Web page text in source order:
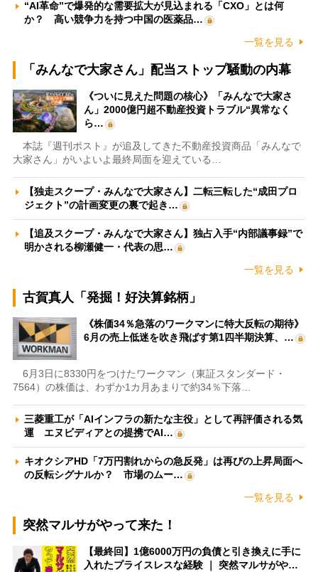
“AI革命”で爆発的な需要拡大が見込まれる「CXO」とは何
か？ 高い競争力を持つ中国の医薬品…
一覧を見る
「みんなで大家さん」配当ストップ騒動の内幕
《ついに見えた問題の核心》「みんなで大家さ
ん」2000億円超不動産投資トラブル“異常なく
ら…
本誌『週刊ポスト』が追及してきた不動産投資商品「みんなで
大家さん」がいよいよ最終局面を迎えている…
【独走スクープ・みんなで大家さん】二転三転した“成田プロ
ジェクト”の計画変更の裏で起き…
【追及スクープ・みんなで大家さん】独占入手“内部議事録”で
明かされる柳瀬健一・代表の思…
一覧を見る
古賀真人「発掘！好決算銘柄」
《株価34％急落のワークマンに特大反転の期待》
6月の売上低迷を吹き飛ばす第1四半期決算、…
6月3日に8330円をつけたワークマン（東証スタンダード・
7564）の株価は、わずか1カ月あまりで約34％下落…
三菱重工が「AIインフラの新たな主役」として再評価される気
運 エヌビディアとの提携でAI…
キオクシアHD「7万円割れからの急反発」は再びの上昇局面へ
の反転シグナルか？ 市場のムー…
一覧を見る
突然マルサがやって来た！
【最終回】1億6000万円の負債と引き換えに手に
入れたプライスレスな経験 ｜ 突然マルサがや…